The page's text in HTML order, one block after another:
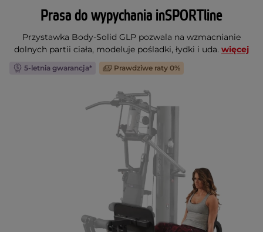
Prasa do wypychania inSPORTline
Przystawka Body-Solid GLP pozwala na wzmacnianie
dolnych partii ciała, modeluje pośladki, łydki i uda. więcej
5-letnia gwarancja* Prawdziwe raty 0%